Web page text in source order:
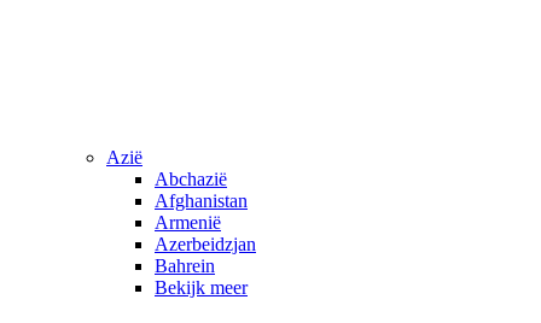
Azië
Abchazië
Afghanistan
Armenië
Azerbeidzjan
Bahrein
Bekijk meer